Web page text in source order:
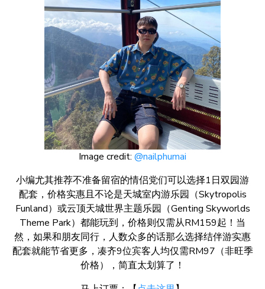
Image credit: @nailphumai
小编尤其推荐不准备留宿的情侣党们可以选择1日双园游
配套，价格实惠且不论是天城室内游乐园（Skytropolis
Funland）或云顶天城世界主题乐园（Genting Skyworlds
Theme Park）都能玩到，价格则仅需从RM159起！当
然，如果和朋友同行，人数众多的话那么选择结伴游实惠
配套就能节省更多，凑齐9位宾客人均仅需RM97（非旺季
价格），简直太划算了！